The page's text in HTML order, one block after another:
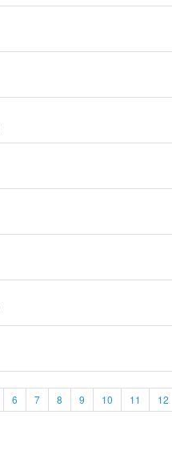
6 7 8 9 10 11 12